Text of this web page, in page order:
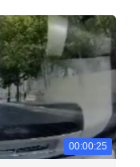
00:00:25